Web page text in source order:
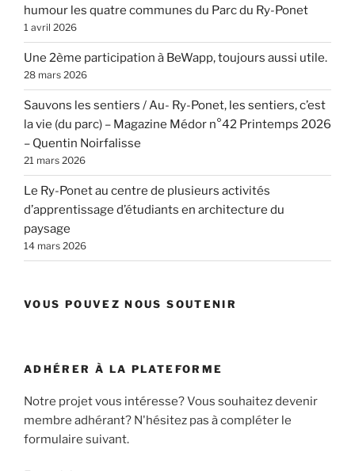
humour les quatre communes du Parc du Ry-Ponet
1 avril 2026
Une 2ème participation à BeWapp, toujours aussi utile.
28 mars 2026
Sauvons les sentiers / Au- Ry-Ponet, les sentiers, c’est
la vie (du parc) – Magazine Médor n°42 Printemps 2026
– Quentin Noirfalisse
21 mars 2026
Le Ry-Ponet au centre de plusieurs activités
d’apprentissage d’étudiants en architecture du
paysage
14 mars 2026
VOUS POUVEZ NOUS SOUTENIR
ADHÉRER À LA PLATEFORME
Notre projet vous intéresse? Vous souhaitez devenir
membre adhérant? N'hésitez pas à compléter le
formulaire suivant.